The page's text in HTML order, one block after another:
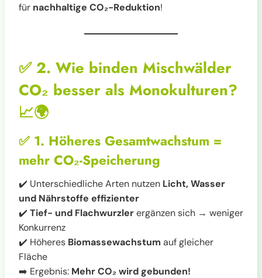
für nachhaltige CO₂-Reduktion!
✅2. Wie binden Mischwälder
CO₂ besser als Monokulturen?
📈🌍
✅ 1. Höheres Gesamtwachstum =
mehr CO₂-Speicherung
✔️ Unterschiedliche Arten nutzen Licht, Wasser
und Nährstoffe effizienter
✔️ Tief- und Flachwurzlerergänzen sich → weniger
Konkurrenz
✔️ Höheres Biomassewachstum auf gleicher
Fläche
➡️ Ergebnis: Mehr CO₂ wird gebunden!